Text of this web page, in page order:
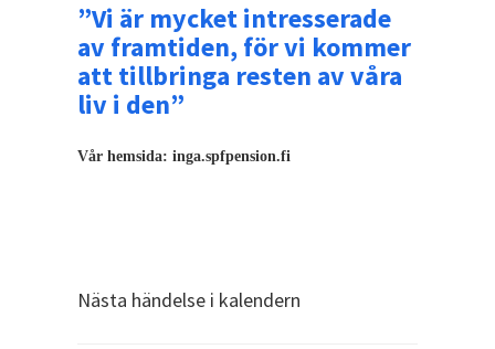
”Vi är mycket intresserade
av framtiden, för vi kommer
att tillbringa resten av våra
liv i den”
Vår hemsida: inga.spfpension.fi
Nästa händelse i kalendern